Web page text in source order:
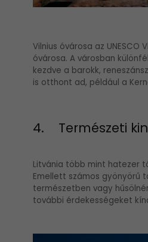
Vilnius óvárosa az
óvárosa. A városban
kezdve a barokk,
is otthont ad, például a
4. Természeti
Litvánia több mint hatezer
Emellett számos gyönyörű
természetben vagy
további érdekességeket